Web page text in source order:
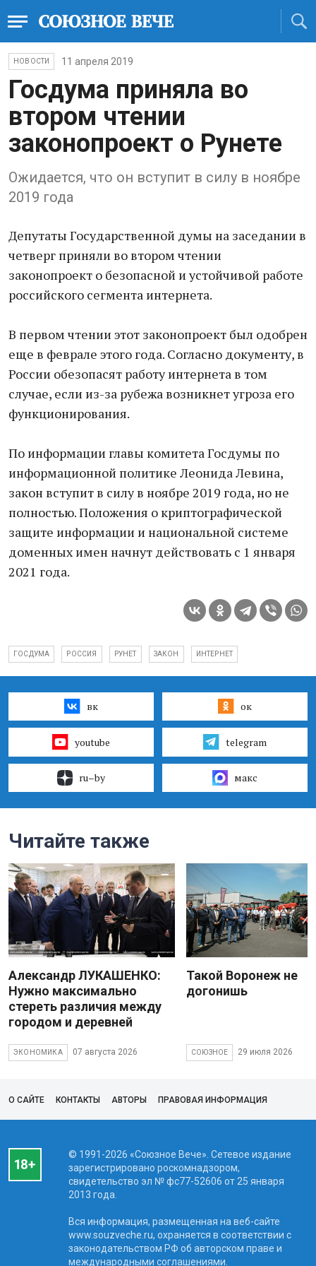
НОВОСТИ 11 апреля 2019
Госдума приняла во
втором чтении
законопроект о Рунете
Ожидается, что он вступит в силу в ноябре
2019 года
Депутаты Государственной думы на заседании в
четверг приняли во втором чтении
законопроект о безопасной и устойчивой работе
российского сегмента интернета.
В первом чтении этот законопроект был одобрен
еще в феврале этого года. Согласно документу, в
России обезопасят работу интернета в том
случае, если из-за рубежа возникнет угроза его
функционирования.
По информации главы комитета Госдумы по
информационной политике Леонида Левина,
закон вступит в силу в ноябре 2019 года, но не
полностью. Положения о криптографической
защите информации и национальной системе
доменных имен начнут действовать с 1 января
2021 года.
ГОСДУМА РОССИЯ РУНЕТ ЗАКОН ИНТЕРНЕТ
вк ок
youtube telegram
ru–by макс
Читайте также
Александр ЛУКАШЕНКО:
Нужно максимально
стереть различия между
городом и деревней
ЭКОНОМИКА 07 августа 2026
Такой Воронеж не
догонишь
СОЮЗНОЕ 29 июля 2026
О САЙТЕ КОНТАКТЫ АВТОРЫ ПРАВОВАЯ ИНФОРМАЦИЯ
© 1991-2026 «Союзное Вече». Сетевое издание
зарегистрировано роскомнадзором,
свидетельство эл № фc77-52606 от 25 января
2013 года.
Вся информация, размещенная на веб-сайте
www.souzveche.ru, охраняется в соответствии с
законодательством РФ об авторском праве и
международными соглашениями.